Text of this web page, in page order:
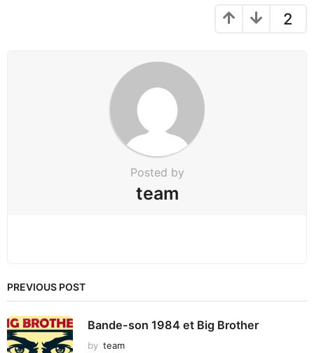
2
Posted by
team
PREVIOUS POST
Bande-son 1984 et Big Brother
by team